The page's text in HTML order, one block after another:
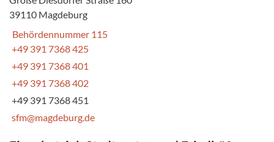
39110 Magdeburg
Behördennummer 115
+49 391 7368 425
+49 391 7368 401
+49 391 7368 402
+49 391 7368 451
sfm@magdeburg.de